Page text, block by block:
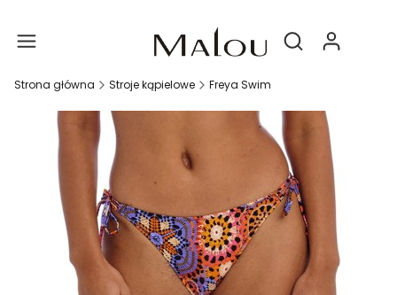
Otwórz
Strona główna Stroje kąpielowe Freya Swim